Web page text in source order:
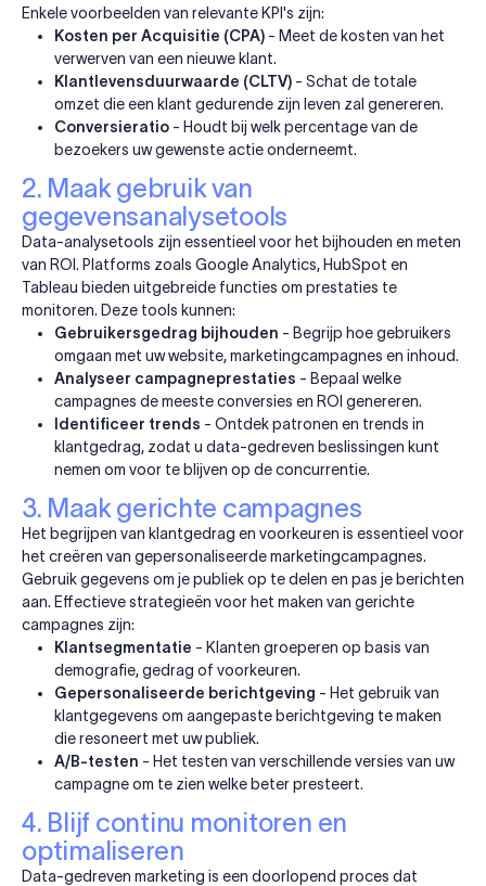
Enkele voorbeelden van relevante KPI's zijn:
Kosten per Acquisitie (CPA) - Meet de kosten van het
verwerven van een nieuwe klant.
Klantlevensduurwaarde (CLTV) - Schat de totale
omzet die een klant gedurende zijn leven zal genereren.
Conversieratio - Houdt bij welk percentage van de
bezoekers uw gewenste actie onderneemt.
2. Maak gebruik van
gegevensanalysetools
Data-analysetools zijn essentieel voor het bijhouden en meten
van ROI. Platforms zoals Google Analytics, HubSpot en
Tableau bieden uitgebreide functies om prestaties te
monitoren. Deze tools kunnen:
Gebruikersgedrag bijhouden - Begrijp hoe gebruikers
omgaan met uw website, marketingcampagnes en inhoud.
Analyseer campagneprestaties - Bepaal welke
campagnes de meeste conversies en ROI genereren.
Identificeer trends - Ontdek patronen en trends in
klantgedrag, zodat u data-gedreven beslissingen kunt
nemen om voor te blijven op de concurrentie.
3. Maak gerichte campagnes
Het begrijpen van klantgedrag en voorkeuren is essentieel voor
het creëren van gepersonaliseerde marketingcampagnes.
Gebruik gegevens om je publiek op te delen en pas je berichten
aan. Effectieve strategieën voor het maken van gerichte
campagnes zijn:
Klantsegmentatie - Klanten groeperen op basis van
demografie, gedrag of voorkeuren.
Gepersonaliseerde berichtgeving - Het gebruik van
klantgegevens om aangepaste berichtgeving te maken
die resoneert met uw publiek.
A/B-testen - Het testen van verschillende versies van uw
campagne om te zien welke beter presteert.
4. Blijf continu monitoren en
optimaliseren
Data-gedreven marketing is een doorlopend proces dat